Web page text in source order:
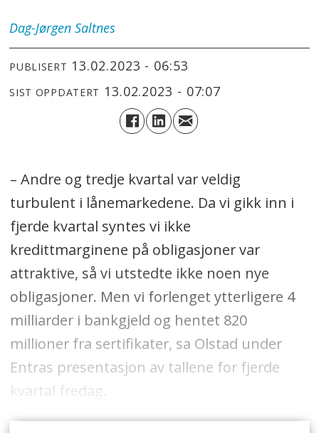
Dag-Jørgen Saltnes
PUBLISERT 13.02.2023 - 06:53
SIST OPPDATERT 13.02.2023 - 07:07
– Andre og tredje kvartal var veldig
turbulent i lånemarkedene. Da vi gikk inn i
fjerde kvartal syntes vi ikke
kredittmarginene på obligasjoner var
attraktive, så vi utstedte ikke noen nye
obligasjoner. Men vi forlenget ytterligere 4
milliarder i bankgjeld og hentet 820
millioner fra sertifikater, sa Olstad under
Entras presentasjon av tallene for fjerde
kvartal fredag.